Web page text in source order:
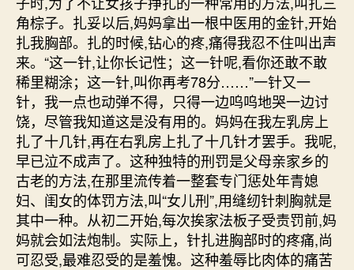
角棕子。扎妥以后,妈妈拿出一根中医用的金针,开始
扎我胸部。扎的时候,钻心的疼,痛得我忍不住叫出声
来。“这一针,让你长记性；这一针呢,看你还敢不敢
稀里糊涂；这一针,叫你再考78分……”一针又一
针，我一点也动弹不得，只得一边呜呜地哭一边讨
饶，尽管我知道这是没有用的。妈妈在我左乳房上
扎了十几针,再在右乳房上扎了十几针才罢手。我呢,
早已泣不成声了。这种独特的刑罚是父母亲家乡的
古老的方法,在那里流传着一整套专门惩处年青媳
妇、闺女的体罚方法,叫“女儿刑”,用缝纫针刺胸就是
其中一种。从初二开始,每次挨家法板子受责罚前,妈
妈就会如法炮制。实际上，针扎进胸部时的疼痛,尚
可忍受,最难忍受的是羞愧。这种羞辱比肉体的痛苦